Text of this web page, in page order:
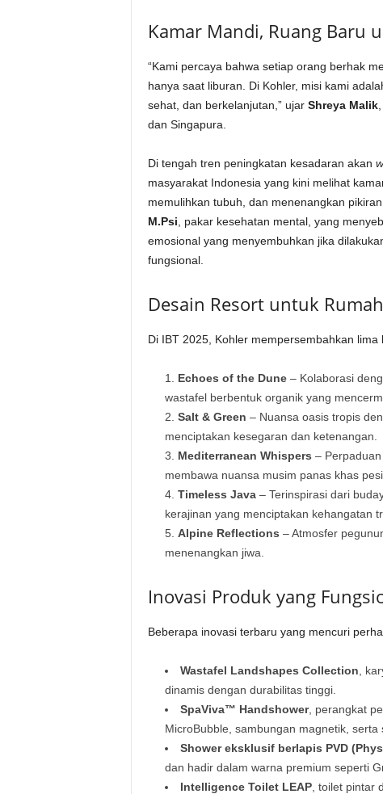
Kamar Mandi, Ruang Baru
“Kami percaya bahwa setiap orang berhak
hanya saat liburan. Di Kohler, misi kami
sehat, dan berkelanjutan,” ujar Shreya Malik,
dan Singapura.
Di tengah tren peningkatan kesadaran akan
masyarakat Indonesia yang kini melihat
memulihkan tubuh, dan menenangkan
M.Psi , pakar kesehatan mental, yang
emosional yang menyembuhkan jika
fungsional.
Desain Resort untuk
Di IBT 2025, Kohler mempersembahkan
Echoes of the Dune– Kolaborasi
wastafel berbentuk organik yang
Salt & Green – Nuansa oasis tropis
menciptakan kesegaran dan ketenangan.
Mediterranean Whispers –
membawa nuansa musim panas khas
Timeless Java– Terinspirasi dari
kerajinan yang menciptakan kehangatan
Alpine Reflections – Atmosfer
menenangkan jiwa.
Inovasi Produk yang
Beberapa inovasi terbaru yang mencuri
Wastafel Landshapes Collection ,
dinamis dengan durabilitas tinggi.
SpaViva™ Handshower, perangkat
MicroBubble, sambungan magnetik,
Shower eksklusif berlapis PVD
dan hadir dalam warna premium seperti
Intelligence Toilet LEAP, toilet pintar